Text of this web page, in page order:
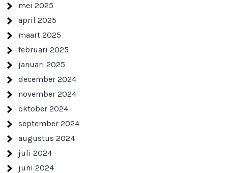
mei 2025
april 2025
maart 2025
februari 2025
januari 2025
december 2024
november 2024
oktober 2024
september 2024
augustus 2024
juli 2024
juni 2024